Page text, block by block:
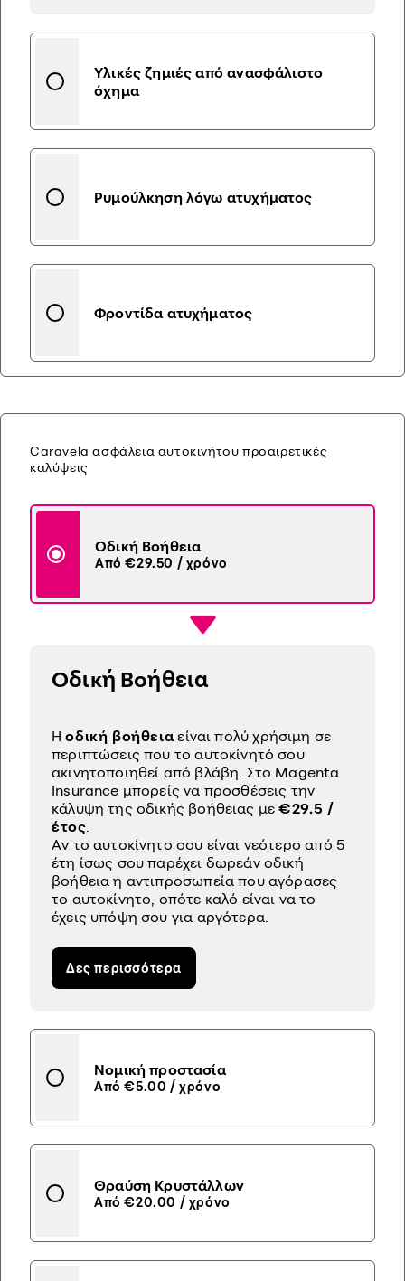
Υλικές ζημιές από ανασφάλιστο
όχημα
Ρυμούλκηση λόγω ατυχήματος
Φροντίδα ατυχήματος
Caravela ασφάλεια αυτοκινήτου προαιρετικές
καλύψεις
Οδική Βοήθεια
Από €29.50 / χρόνο
Οδική Βοήθεια
Hοδική βοήθειαείναι πολύ χρήσιμη σε
περιπτώσεις που το αυτοκίνητό σου
ακινητοποιηθεί από βλάβη. Στο Magenta
Insurance μπορείς να προσθέσεις την
κάλυψη της οδικής βοήθειας με€29.5 /
έτος.
Αν το αυτοκίνητο σου είναι νεότερο από 5
έτη ίσως σου παρέχει δωρεάν οδική
βοήθεια η αντιπροσωπεία που αγόρασες
το αυτοκίνητο, οπότε καλό είναι να το
έχεις υπόψη σου για αργότερα.
Δες περισσότερα
Νομική προστασία
Από €5.00 / χρόνο
Θραύση Κρυστάλλων
Από €20.00 / χρόνο